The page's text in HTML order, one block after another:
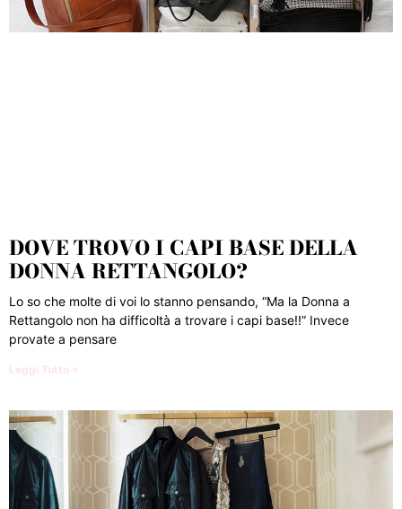
DOVE TROVO I CAPI BASE DELLA
DONNA RETTANGOLO?
Lo so che molte di voi lo stanno pensando, “Ma la Donna a
Rettangolo non ha difficoltà a trovare i capi base!!” Invece
provate a pensare
Leggi Tutto »